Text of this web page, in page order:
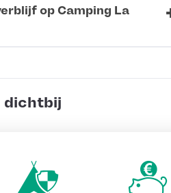
op Camping La
dichtbij